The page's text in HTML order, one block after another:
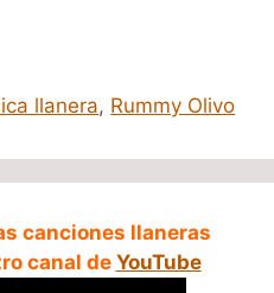
llanera, Rummy Olivo
canciones llaneras
canal de YouTube